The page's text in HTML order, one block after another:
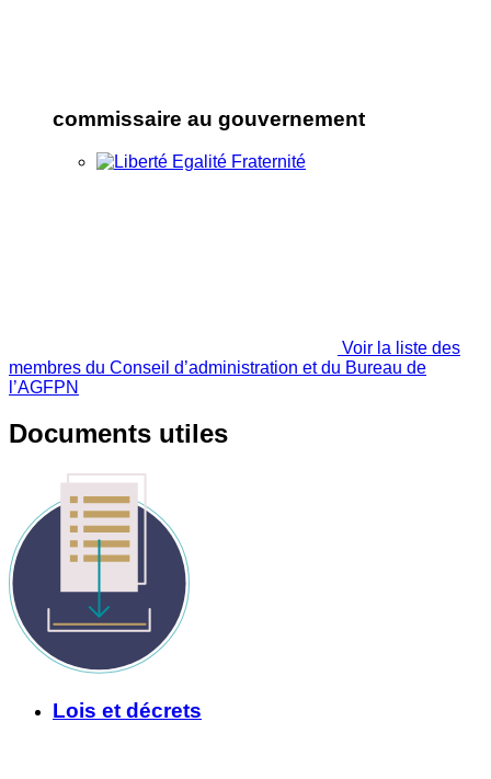
commissaire au gouvernement
Voir la liste des
membres du Conseil d’administration et du Bureau de
l’AGFPN
Documents utiles
Lois et décrets